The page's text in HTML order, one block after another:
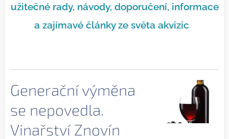
užitečné rady, návody, doporučení, informace
a zajímavé články ze světa akvizic
Generační výměna
se nepovedla.
Vinařství Znovín